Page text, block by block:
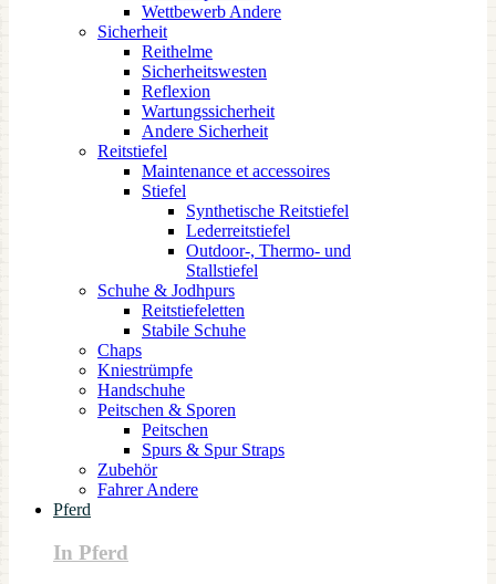
Wettbewerb Andere
Sicherheit
Reithelme
Sicherheitswesten
Reflexion
Wartungssicherheit
Andere Sicherheit
Reitstiefel
Maintenance et accessoires
Stiefel
Synthetische Reitstiefel
Lederreitstiefel
Outdoor-, Thermo- und
Stallstiefel
Schuhe & Jodhpurs
Reitstiefeletten
Stabile Schuhe
Chaps
Kniestrümpfe
Handschuhe
Peitschen & Sporen
Peitschen
Spurs & Spur Straps
Zubehör
Fahrer Andere
Pferd
In Pferd